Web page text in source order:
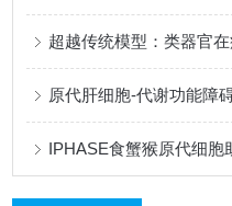
IPHASE食蟹猴原代细胞